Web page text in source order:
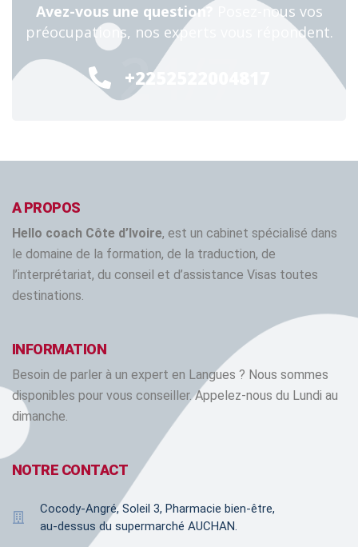
Avez-vous une question?
Posez-nous vos
préocupations, nos experts vous répondent.
+2252522004817
24/7
A PROPOS
Hello coach Côte d’Ivoire, est un cabinet spécialisé dans
le domaine de la formation, de la traduction, de
l’interprétariat, du conseil et d’assistance Visas toutes
destinations.
INFORMATION
Besoin de parler à un expert en Langues ? Nous sommes
disponibles pour vous conseiller. Appelez-nous du Lundi au
dimanche.
NOTRE CONTACT
Cocody-Angré, Soleil 3, Pharmacie bien-être,
au-dessus du supermarché AUCHAN.